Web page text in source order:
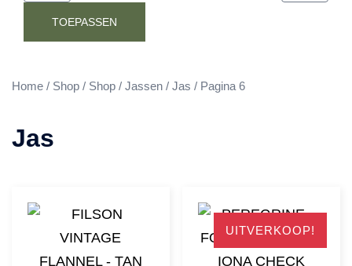
Home / Shop / Shop / Jassen / Jas / Pagina 6
Jas
UITVERKOOP!
TOEPASSEN